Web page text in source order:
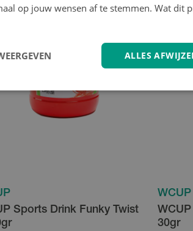
Sports Drink Funky Twist
WCUP
30gr
op jouw wensen af te stemmen. Wat dit
ALLES